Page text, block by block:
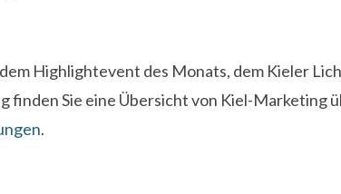
Highlightevent des Monats, dem Kieler
Sie eine Übersicht von Kiel-Marketing
.